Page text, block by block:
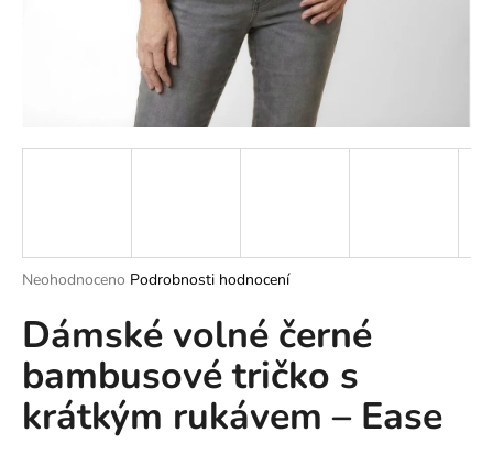
Průměrné
produktu
je
0,0
z
5
hvězdiček.
Neohodnoceno Podrobnosti hodnocení
Dámské volné černé
bambusové tričko s
krátkým rukávem – Ease
?
HLEDAT
D
o
p
o